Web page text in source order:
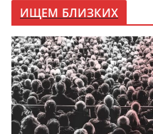
ИЩЕМ БЛИЗКИХ